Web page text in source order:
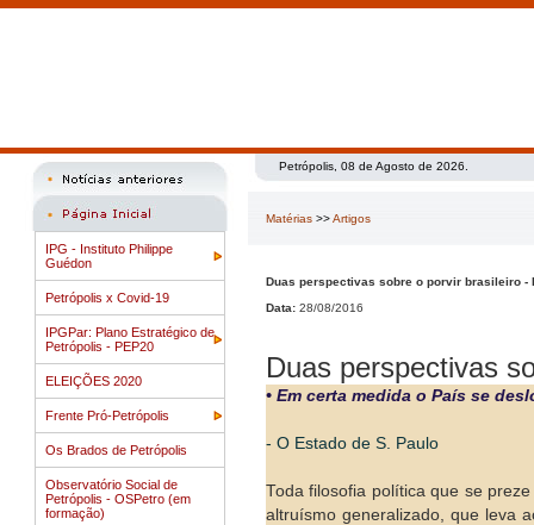
IPG - Instituto Philippe
Guédon
Petrópolis x Covid-19
IPGPar: Plano Estratégico de
Petrópolis - PEP20
ELEIÇÕES 2020
Frente Pró-Petrópolis
Os Brados de Petrópolis
Observatório Social de
Petrópolis - OSPetro (em
formação)
Petrópolis, 08 de Agosto de 2026.
Matérias >>Artigos
Duas perspectivas sobre o porvir brasileiro -
Data: 28/08/2016
Duas perspectivas
• Em certa medida o País se
- O Estado de S. Paulo
Toda filosofia política que se
altruísmo generalizado, que leva